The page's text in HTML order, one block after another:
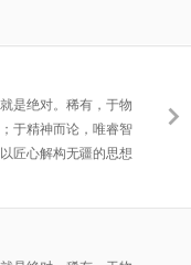
是绝对。稀有，于物
于精神而论，唯睿智
匠心解构无疆的思想